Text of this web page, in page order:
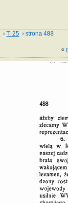
›T. 25 › strona 488
«